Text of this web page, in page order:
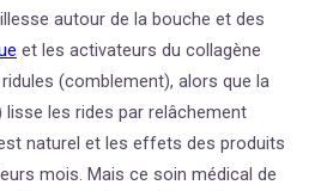
autour de la bouche et des
et les activateurs du collagène
(comblement), alors que la
lisse les rides par relâchement
naturel et les effets des produits
mois. Mais ce soin médical de